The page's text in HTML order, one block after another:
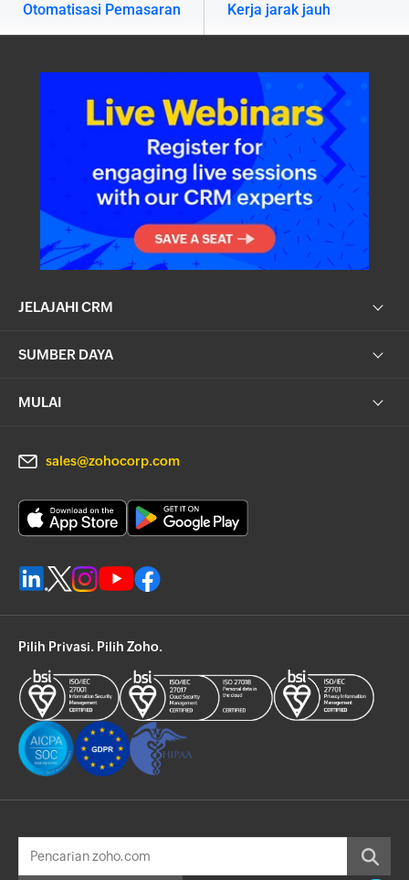
Otomatisasi Pemasaran Kerja jarak jauh
JELAJAHI CRM
SUMBER DAYA
MULAI
sales@zohocorp.com
Pilih Privasi. Pilih Zoho.